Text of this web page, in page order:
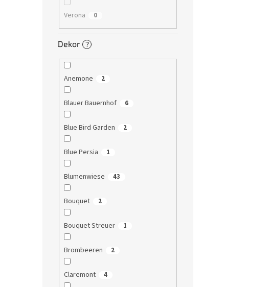
Verona 0
Dekor ?
Anemone 2
Blauer Bauernhof 6
Blue Bird Garden 2
Blue Persia 1
Blumenwiese 43
Bouquet 2
Bouquet Streuer 1
Brombeeren 2
Claremont 4